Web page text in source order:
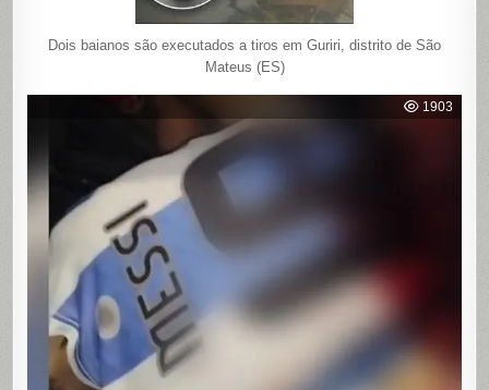
Dois baianos são executados a tiros em Guriri, distrito de São
Mateus (ES)
1903